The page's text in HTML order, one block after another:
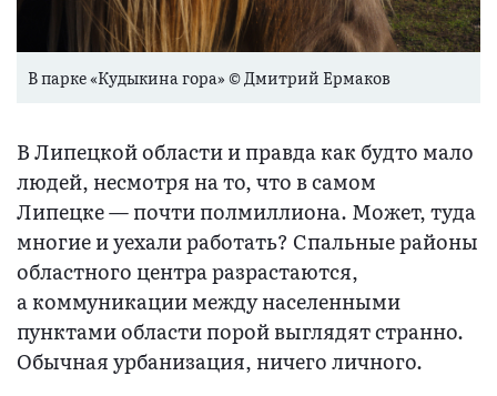
В парке «Кудыкина гора» © Дмитрий Ермаков
В Липецкой области и правда как будто мало
людей, несмотря на то, что в самом
Липецке — почти полмиллиона. Может, туда
многие и уехали работать? Спальные районы
областного центра разрастаются,
а коммуникации между населенными
пунктами области порой выглядят странно.
Обычная урбанизация, ничего личного.